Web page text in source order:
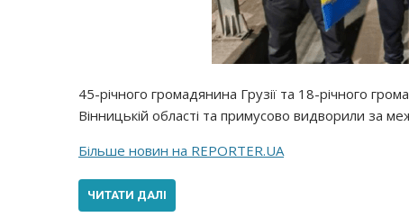
45-річного громадянина Грузії та 18-річного
Вінницькій області та примусово видворили за
Більше новин на REPORTER.UA
ЧИТАТИ ДАЛІ